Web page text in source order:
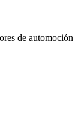
de automoción